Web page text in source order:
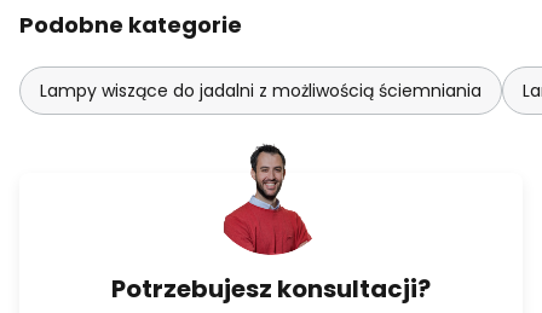
Podobne kategorie
Lampy wiszące do jadalni z możliwością ściemniania
Potrzebujesz konsultacji?